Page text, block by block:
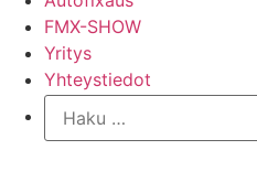
FMX-SHOW
Yritys
Yhteystiedot